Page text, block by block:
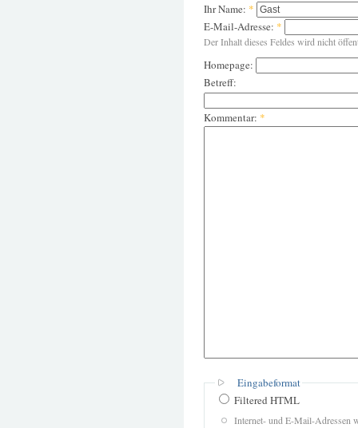
Ihr Name: *
E-Mail-Adresse: *
Der Inhalt dieses Feldes wird nicht
Homepage:
Betreff:
Kommentar: *
Eingabeformat
Filtered HTML
Internet- und E-Mail-Adressen